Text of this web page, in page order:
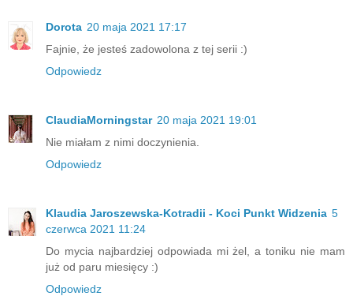
Dorota 20 maja 2021 17:17
Fajnie, że jesteś zadowolona z tej serii :)
Odpowiedz
ClaudiaMorningstar 20 maja 2021 19:01
Nie miałam z nimi doczynienia.
Odpowiedz
Klaudia Jaroszewska-Kotradii - Koci Punkt Widzenia 5
czerwca 2021 11:24
Do mycia najbardziej odpowiada mi żel, a toniku nie mam
już od paru miesięcy :)
Odpowiedz